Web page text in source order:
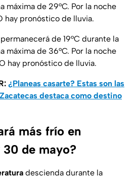
máxima de 29°C. Por la noche
hay pronóstico de lluvia.
de 19°C durante la
máxima de 36°C. Por la noche
hay pronóstico de lluvia.
¿Planeas casarte? Estas son las
destaca como destino
más frío en
de mayo?
descienda durante la